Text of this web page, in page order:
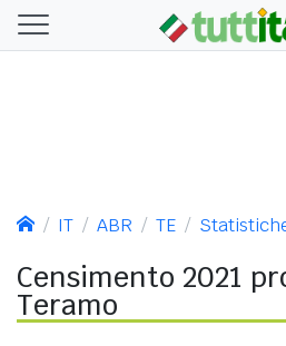
IT ABR TE
Censimento 2021
Teramo